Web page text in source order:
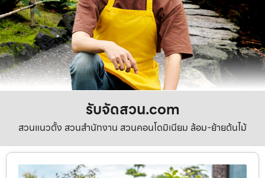
รับจัดสวน.com
สวนแนวตั้ง สวนสำนักงาน สวนคอนโดมิเนียม ล้อม-ย้ายต้นไม้